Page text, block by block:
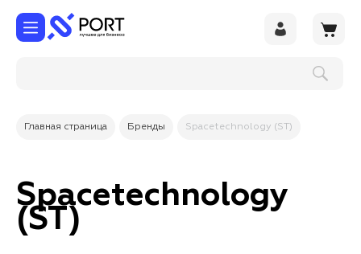
Главная страница Бренды Spacetechnology (ST)
Spacetechnology
(ST)